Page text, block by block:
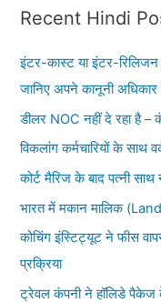
Recent Hindi
इंटर-कास्ट या इंटर-रिलिजन
जानिए अपने कानूनी अधिकार
डीलर NOC नहीं दे रहा है –
विकलांग कर्मचारियों के साथ
कोर्ट मैरिज के बाद पत्नी
भारत में मकान मालिक
कोचिंग इंस्टिट्यूट ने फीस
प्रक्रिया
ट्रेवल कंपनी ने हॉलिडे पैकेज